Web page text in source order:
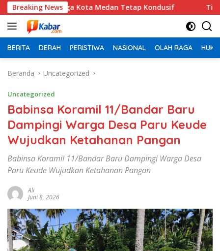
Langsung
ke
konten
Breaking News
Jaga Kota Medan Tetap Kondusif Tiga Kapolsek dan
BERITA DERAH PERISTIWA NASIONAL OLAH RAGA
Beranda Uncategorized
Uncategorized
Babinsa Koramil 11/Bandar Baru
Dampingi Warga Desa Paru Keude
Wujudkan Ketahanan Pangan
Babinsa Koramil 11/Bandar Baru Dampingi Warga Desa
Paru Keude Wujudkan Ketahanan Pangan
Ali
Juni 8, 2026